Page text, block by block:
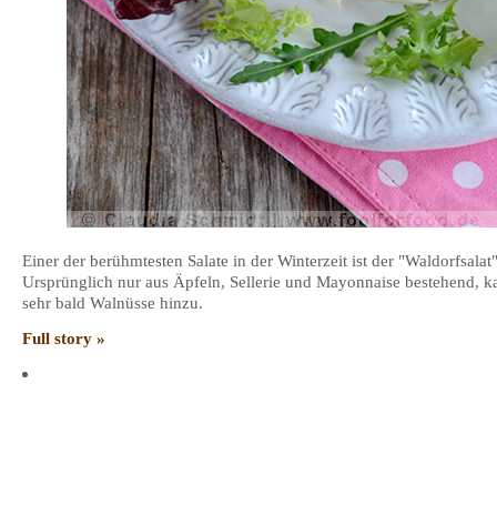
Einer der berühmtesten Salate in der Winterzeit ist der
Ursprünglich nur aus Äpfeln, Sellerie und Mayonnaise bestehend,
sehr bald Walnüsse hinzu.
Full story »